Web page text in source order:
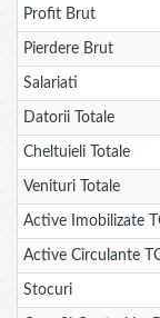
Profit Brut
Pierdere Brut
Salariati
Datorii Totale
Cheltuieli Totale
Venituri Totale
Active Imobilizate
Active Circulante
Stocuri